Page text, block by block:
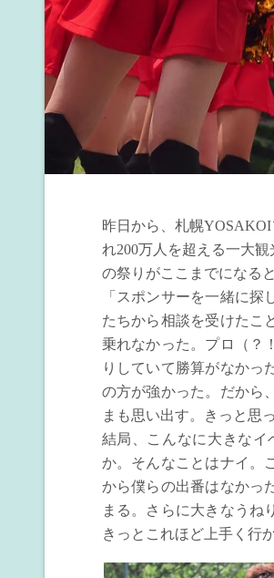
昨日から、札幌
れ200万人を超える一大
の祭りがここまでになる
「スポンサーを一緒に
たちから相談を受けたこ
乗れなかった。プロ（？
りしていて勝算がなかっ
の方が強かった。だから
まも思い出す。きっと思
結局、こんなに大きなイ
か。そんなことはナイ。
から僕らの出番はなかっ
まる。さらに大きなうね
きっとこれほど上手く行